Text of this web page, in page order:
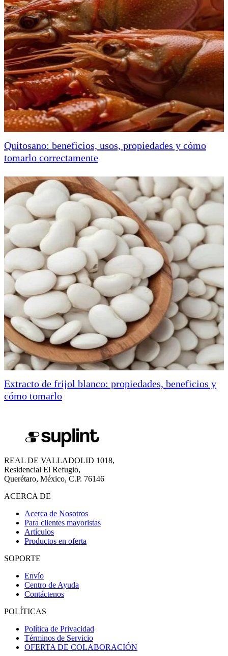
Quitosano: beneficios, usos, propiedades y cómo
tomarlo correctamente
Extracto de frijol blanco: propiedades, beneficios y
cómo tomarlo
REAL DE VALLADOLID 1018,
Residencial El Refugio,
Querétaro, México, C.P. 76146
ACERCA DE
Acerca de Nosotros
Para clientes mayoristas
Artículos
Productos en oferta
SOPORTE
Envío
Centro de Ayuda
Contáctenos
POLÍTICAS
Política de Privacidad
Términos de Servicio
OFERTA DE COLABORACIÓN